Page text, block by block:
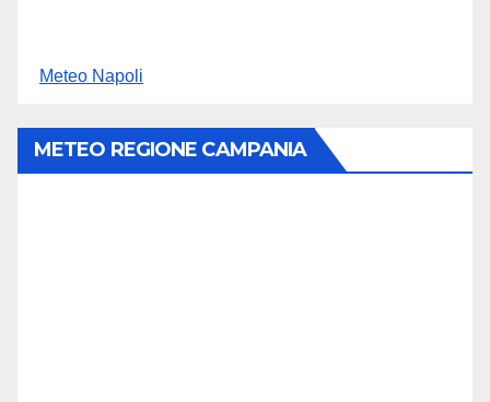
Meteo Napoli
METEO REGIONE CAMPANIA